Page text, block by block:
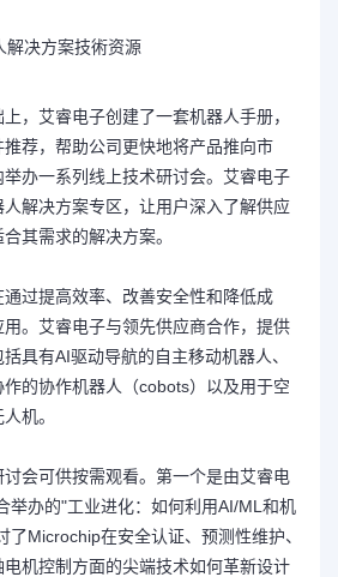
，艾睿电子创建了一套机器人手册，
荐，帮助公司更快地将产品推向市
办一系列线上技术研讨会。艾睿电子
人解决方案专区，让用户深入了解供应
其需求的解决方案。
过提高效率、改善安全性和降低成
。艾睿电子与领先供应商合作，提供
具有AI驱动导航的自主移动机器人、
的协作机器人（cobots）以及用于空
机。
讨会可供按需观看。第一个是由艾睿电
举办的"工业进化：如何利用AI/ML和机
了Microchip在安全认证、预测性维护、
机控制方面的尖端技术如何革新设计